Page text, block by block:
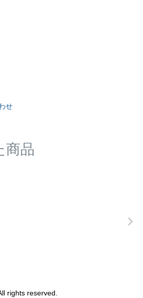
せ
商品
rights reserved.